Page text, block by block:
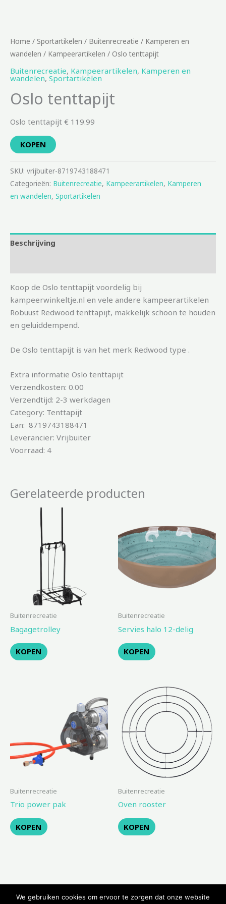
Home / Sportartikelen / Buitenrecreatie / Kamperen en
wandelen / Kampeerartikelen / Oslo tenttapijt
Buitenrecreatie, Kampeerartikelen, Kamperen en
wandelen, Sportartikelen
Oslo tenttapijt
Oslo tenttapijt € 119.99
KOPEN
SKU: vrijbuiter-8719743188471
Categorieën: Buitenrecreatie, Kampeerartikelen, Kamperen
en wandelen, Sportartikelen
Beschrijving
Koop de Oslo tenttapijt voordelig bij
kampeerwinkeltje.nl en vele andere kampeerartikelen
Robuust Redwood tenttapijt, makkelijk schoon te houden
en geluiddempend.
De Oslo tenttapijt is van het merk Redwood type .
Extra informatie Oslo tenttapijt
Verzendkosten: 0.00
Verzendtijd: 2-3 werkdagen
Category: Tenttapijt
Ean: 8719743188471
Leverancier: Vrijbuiter
Voorraad: 4
Gerelateerde producten
Buitenrecreatie
Bagagetrolley
KOPEN
Buitenrecreatie
Servies halo 12-delig
KOPEN
Buitenrecreatie
Trio power pak
KOPEN
Buitenrecreatie
Oven rooster
KOPEN
We gebruiken cookies om ervoor te zorgen dat onze website